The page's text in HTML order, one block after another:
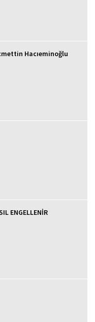
Hacıeminoğlu
ENGELLENİR